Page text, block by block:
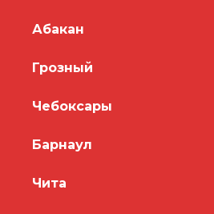
Абакан
Грозный
Чебоксары
Барнаул
Чита